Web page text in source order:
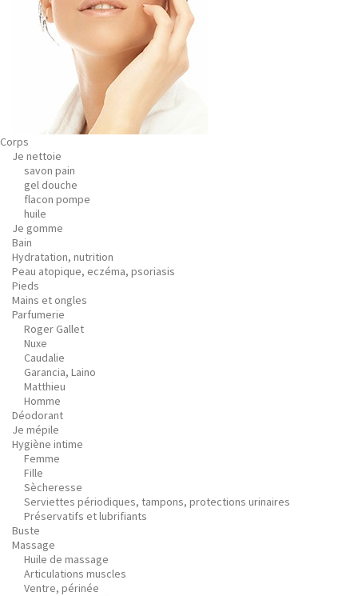
Corps
Je nettoie
savon pain
gel douche
flacon pompe
huile
Je gomme
Bain
Hydratation, nutrition
Peau atopique, eczéma, psoriasis
Pieds
Mains et ongles
Parfumerie
Roger Gallet
Nuxe
Caudalie
Garancia, Laino
Matthieu
Homme
Déodorant
Je mépile
Hygiène intime
Femme
Fille
Sècheresse
Serviettes périodiques, tampons, protections urinaires
Préservatifs et lubrifiants
Buste
Massage
Huile de massage
Articulations muscles
Ventre, périnée